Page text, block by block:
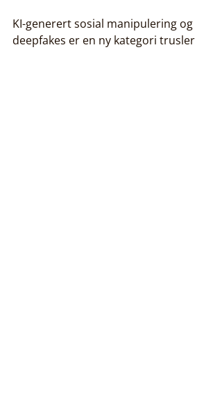
KI-generert sosial manipulering og
deepfakes er en ny kategori trusler